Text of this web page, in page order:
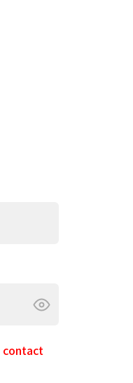
contact